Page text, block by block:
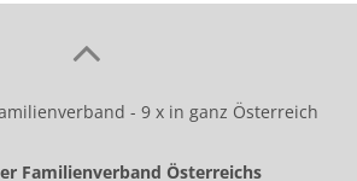
- 9 x in ganz Österreich
Familienverband Österreichs